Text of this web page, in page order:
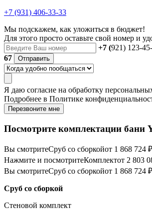
+7 (931) 406-33-33
Мы подскажем, как уложиться в бюджет!
Для этого просто оставьте свой номер и
+7 (921) 123-
67
Отправить
Я даю согласие на обработку
Подробнее в Политике
Перезвоните мне
Посмотрите комплектации бани
Вы смотритеСруб со сборкойот 1 868 724 ₽
Нажмите и посмотритеКомплектот 2 803
Вы смотритеСруб со сборкойот 1 868 724 ₽
Сруб со сборкой
Стеновой комплект